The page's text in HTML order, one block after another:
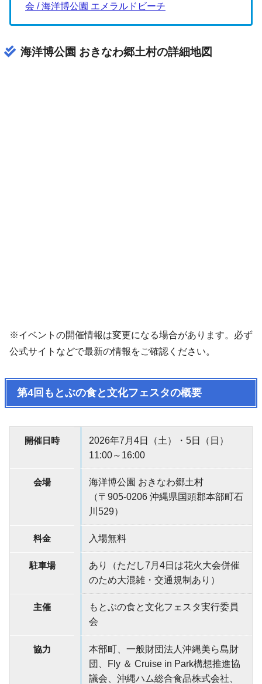
会 / 海洋博公園 エメラルドビーチ
海洋博公園 おきなわ郷土村の詳細地図
※イベントの開催情報は変更になる場合があります。必ず
公式サイトなどで最新の情報をご確認ください。
第4回もとぶの食と文化フェスタの概要
開催日時
2026年7月4日（土）・5日（日）
11:00～16:00
会場
海洋博公園 おきなわ郷土村
（〒905-0206 沖縄県国頭郡本部町石
川529）
料金 入場無料
駐車場
あり（ただし7月4日は花火大会併催
のため大混雑・交通規制あり）
主催
もとぶの食と文化フェスタ実行委員
会
協力
本部町、一般財団法人沖縄美ら島財
団、Fly ＆ Cruise in Park構想推進協
議会、沖縄ハム総合食品株式会社、